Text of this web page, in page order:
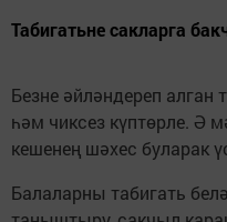
Табигатьне сакларга
Безне әйләндереп алган
һәм чиксез күптөрле. Ә
кешенең шәхес буларак
Балаларны табигать